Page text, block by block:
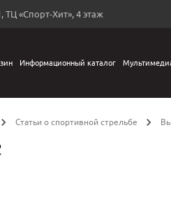
ТЦ «Спорт-Хит», 4 этаж
Информационный каталог
Статьи о спортивной стрельбе